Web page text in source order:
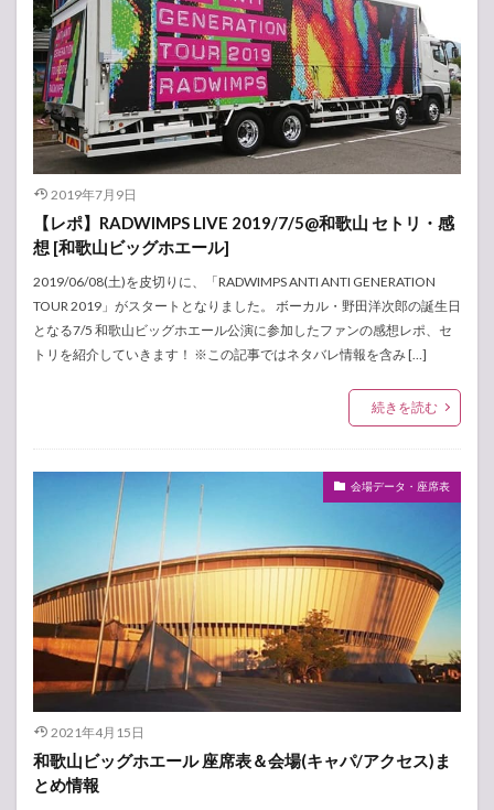
2019年7月9日
【レポ】RADWIMPS LIVE 2019/7/5@和歌山 セトリ・感
想 [和歌山ビッグホエール]
2019/06/08(土)を皮切りに、「RADWIMPS ANTI ANTI GENERATION
TOUR 2019」がスタートとなりました。 ボーカル・野田洋次郎の誕生日
となる7/5 和歌山ビッグホエール公演に参加したファンの感想レポ、セ
トリを紹介していきます！ ※この記事ではネタバレ情報を含み […]
続きを読む
会場データ・座席表
2021年4月15日
和歌山ビッグホエール 座席表＆会場(キャパ/アクセス)ま
とめ情報